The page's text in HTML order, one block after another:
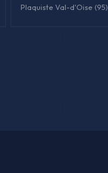
Plaquiste Val-d'Oise (95)